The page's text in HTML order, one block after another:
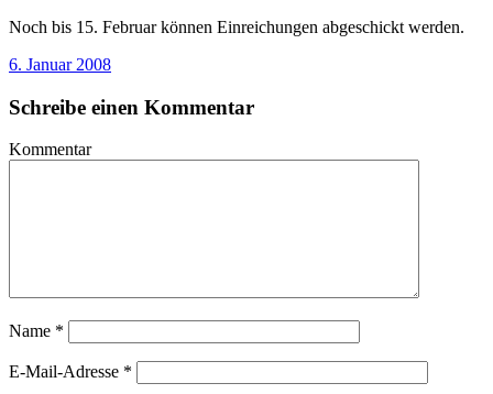
Noch bis 15. Februar können Einreichungen abgeschickt werden.
6. Januar 2008
Schreibe einen Kommentar
Kommentar
Name *
E-Mail-Adresse *